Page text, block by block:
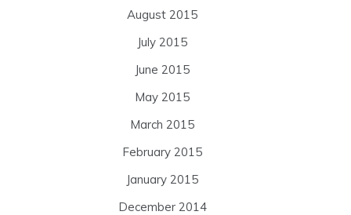
August 2015
July 2015
June 2015
May 2015
March 2015
February 2015
January 2015
December 2014